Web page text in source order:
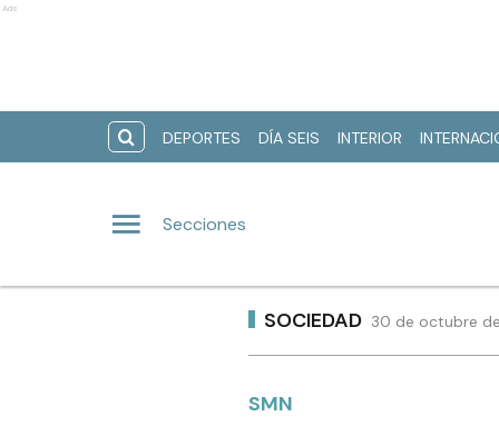
Ads
DEPORTES DÍA SEIS INTERIOR
Secciones
SOCIEDAD 30 de octubre
SMN